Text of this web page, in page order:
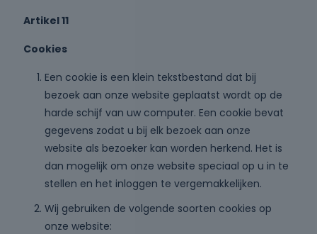
Artikel 11
Cookies
Een cookie is een klein tekstbestand dat bij
bezoek aan onze website geplaatst wordt op de
harde schijf van uw computer. Een cookie bevat
gegevens zodat u bij elk bezoek aan onze
website als bezoeker kan worden herkend. Het is
dan mogelijk om onze website speciaal op u in te
stellen en het inloggen te vergemakkelijken.
Wij gebruiken de volgende soorten cookies op
onze website: